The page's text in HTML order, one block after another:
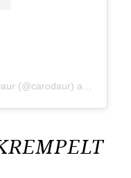
(@carodaur) am